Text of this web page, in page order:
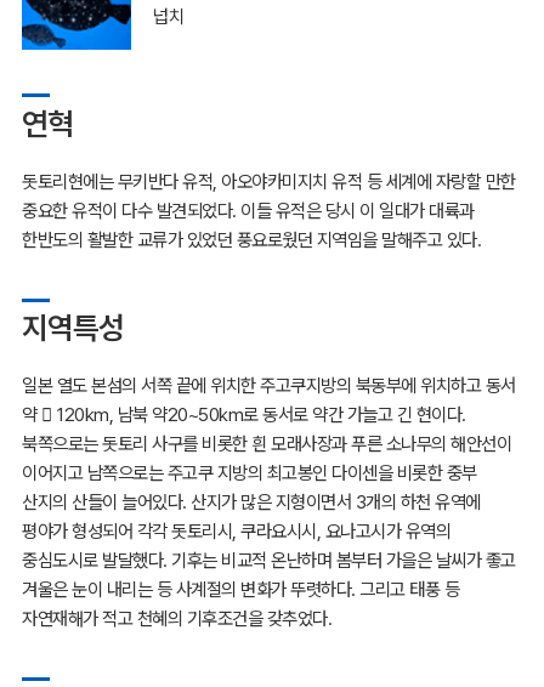
넙치
연혁
돗토리현에는 무키반다 유적, 아오야카미지치 유적 등 세계에 자랑할 만한
중요한 유적이 다수 발견되었다. 이들 유적은 당시 이 일대가 대륙과
한반도의 활발한 교류가 있었던 풍요로웠던 지역임을 말해주고 있다.
지역특성
일본 열도 본섬의 서쪽 끝에 위치한 주고쿠지방의 북동부에 위치하고 동서
약  120km, 남북 약20~50km로 동서로 약간 가늘고 긴 현이다.
북쪽으로는 돗토리 사구를 비롯한 흰 모래사장과 푸른 소나무의 해안선이
이어지고 남쪽으로는 주고쿠 지방의 최고봉인 다이센을 비롯한 중부
산지의 산들이 늘어있다. 산지가 많은 지형이면서 3개의 하천 유역에
평야가 형성되어 각각 돗토리시, 쿠라요시시, 요나고시가 유역의
중심도시로 발달했다. 기후는 비교적 온난하며 봄부터 가을은 날씨가 좋고
겨울은 눈이 내리는 등 사계절의 변화가 뚜렷하다. 그리고 태풍 등
자연재해가 적고 천혜의 기후조건을 갖추었다.